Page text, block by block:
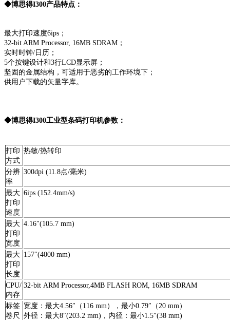
◆博思得I300产品特点：
最大打印速度6ips；
32-bit ARM Processor, 16MB SDRAM；
实时时钟/日历；
5个按键设计和3行LCD显示屏；
坚固的金属结构，可适用于恶劣的工作环境下；
供用户下载的矢量字库。
◆博思得I300工业型条码打印机参数：
打印
方式
热敏/热转印
分辨
率
300dpi (11.8点/毫米)
最大
打印
速度
6ips (152.4mm/s)
最大
打印
宽度
4.16″(105.7 mm)
最大
打印
长度
157″(4000 mm)
CPU/
内存
32-bit ARM Processor,4MB FLASH ROM, 16MB SDRAM
标签
卷尺
宽度：最大4.56″（116 mm），最小0.79″（20 mm）
外径：最大8″(203.2 mm)，内径：最小1.5″(38 mm)